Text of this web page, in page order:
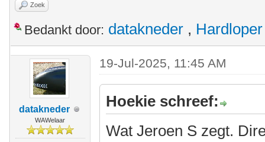
Zoek
Bedankt door: datakneder , Hardloper
datakneder
WAWelaar
19-Jul-2025, 11:45 AM
Hoekie schreef:
Wat Jeroen S zegt.